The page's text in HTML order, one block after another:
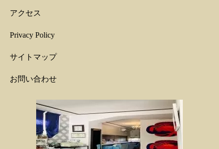
アクセス
Privacy Policy
サイトマップ
お問い合わせ